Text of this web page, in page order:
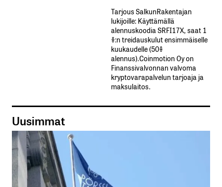
Tarjous SalkunRakentajan
lukijoille: Käyttämällä​ ​
alennuskoodia​ ​SRFI17X,​ ​saat​ ​1
%:n treidauskulut​ ​ensimmäiselle​ ​
kuukaudelle​ ​(50%​ ​
alennus).Coinmotion Oy on
Finanssivalvonnan valvoma
kryptovarapalvelun tarjoaja ja
maksulaitos.
Uusimmat